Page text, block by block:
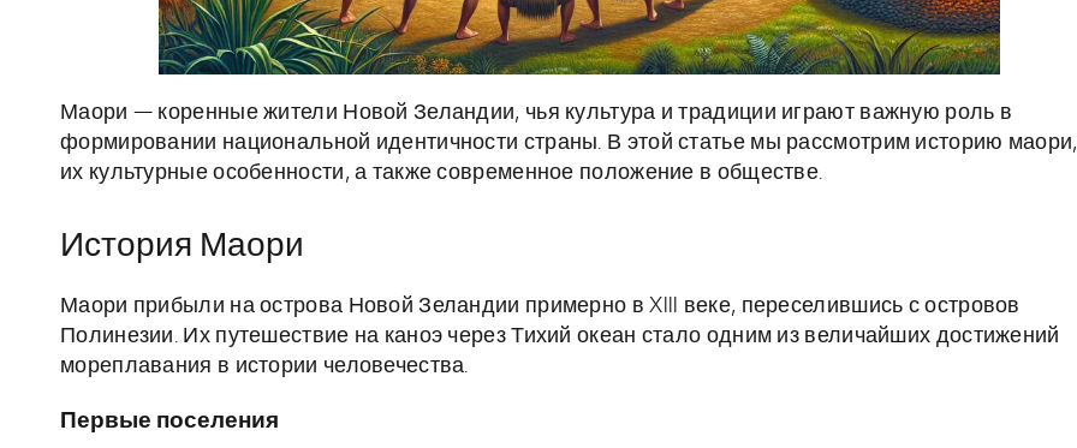
Маори — коренные жители Новой Зеландии, чья культура и традиции играют важную роль в
формировании национальной идентичности страны. В этой статье мы рассмотрим историю маори,
их культурные особенности, а также современное положение в обществе.
История Маори
Маори прибыли на острова Новой Зеландии примерно в XIII веке, переселившись с островов
Полинезии. Их путешествие на каноэ через Тихий океан стало одним из величайших достижений
мореплавания в истории человечества.
Первые поселения